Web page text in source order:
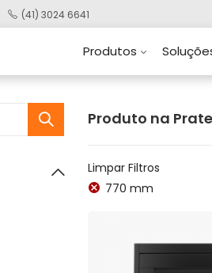
(41) 3024 6641
Produtos
Produto na
Limpar Filtros
770 mm